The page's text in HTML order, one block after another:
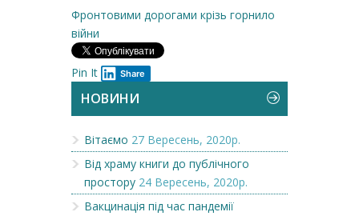
Фронтовими дорогами крізь горнило
війни
Pin It Share
НОВИНИ
Вітаємо 27 Вересень, 2020р.
Від храму книги до публічного
простору 24 Вересень, 2020р.
Вакцинація під час пандемії